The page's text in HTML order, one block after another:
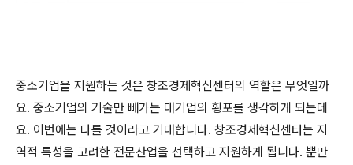
중소기업을 지원하는 것은 창조경제혁신센터의 역할은 무엇일까
요. 중소기업의 기술만 빼가는 대기업의 횡포를 생각하게 되는데
요. 이번에는 다를 것이라고 기대합니다. 창조경제혁신센터는 지
역적 특성을 고려한 전문산업을 선택하고 지원하게 됩니다. 뿐만